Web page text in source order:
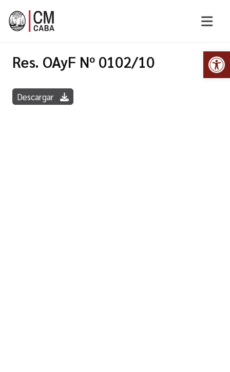
Res. OAyF Nº 0102/10
Descargar